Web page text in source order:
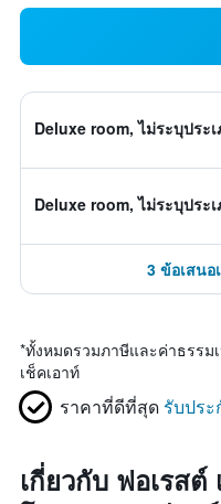
Deluxe room, ไม่ระบุประเ
Deluxe room, ไม่ระบุประเ
3 ข้อเสนอ
*ทั้งหมดรวมภาษีและค่าธรรม
เช็คเอาท์
ราคาที่ดีที่สุด รับปร
เกี่ยวกับ ฟอเรสต์